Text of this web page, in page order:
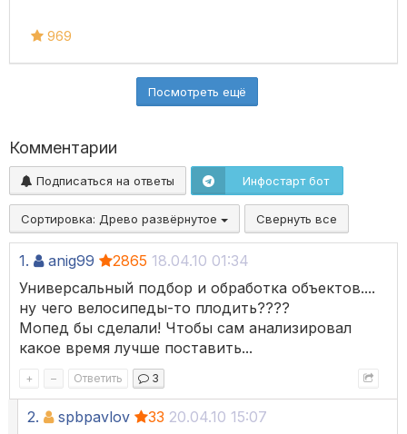
969
Посмотреть ещё
Комментарии
Подписаться на ответы Инфостарт бот
Сортировка: Древо развёрнутое Свернуть все
1. anig99 2865 18.04.10 01:34
Универсальный подбор и обработка объектов....
ну чего велосипеды-то плодить????
Мопед бы сделали! Чтобы сам анализировал
какое время лучше поставить...
+ – Ответить 3
2. spbpavlov 33 20.04.10 15:07